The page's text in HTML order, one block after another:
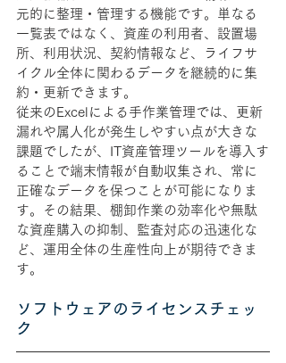
元的に整理・管理する機能です。単なる
一覧表ではなく、資産の利用者、設置場
所、利用状況、契約情報など、ライフサ
イクル全体に関わるデータを継続的に集
約・更新できます。
従来のExcelによる手作業管理では、更新
漏れや属人化が発生しやすい点が大きな
課題でしたが、IT資産管理ツールを導入す
ることで端末情報が自動収集され、常に
正確なデータを保つことが可能になりま
す。その結果、棚卸作業の効率化や無駄
な資産購入の抑制、監査対応の迅速化な
ど、運用全体の生産性向上が期待できま
す。
ソフトウェアのライセンスチェッ
ク